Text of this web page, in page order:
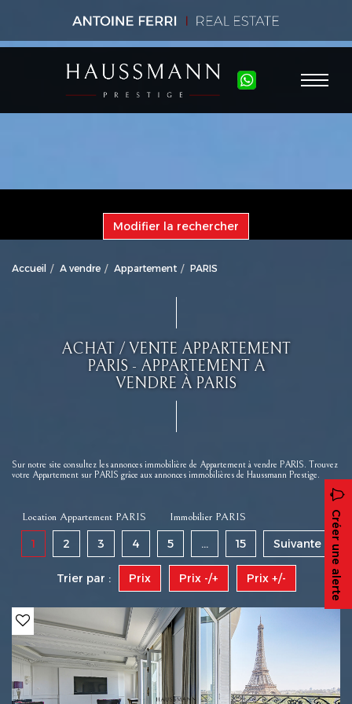
Modifier la rechercher
Accueil A vendre Appartement PARIS
ACHAT / VENTE APPARTEMENT
PARIS - APPARTEMENT A
VENDRE À PARIS
Sur notre site consultez les annonces immobilière de Appartement à vendre PARIS. Trouvez
votre Appartement sur PARIS grâce aux annonces immobilières de Haussmann Prestige.
Location Appartement PARIS Immobilier PARIS Créer une alerte
1 2 3 4 5 ... 15 Suivante
Trier par : Prix Prix -/+ Prix +/-